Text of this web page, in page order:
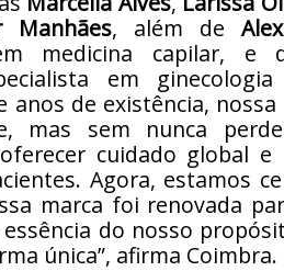
Manhães, além de
medicina capilar,
em ginecologia
anos de existência,
mas sem nunca
cuidado global e
Agora, estamos
marca foi renovada
essência do nosso
única”, afirma Coimbra.